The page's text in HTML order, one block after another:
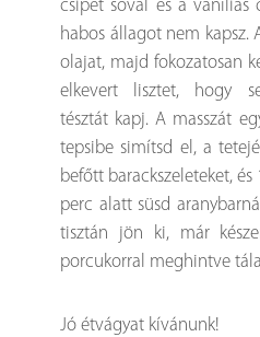
csipet sóval és a vaníliás
habos állagot nem kapsz.
olajat, majd fokozatosan
elkevert lisztet, hogy
tésztát kapj. A masszát
tepsibe simítsd el, a
befőtt barackszeleteket,
perc alatt süsd
tisztán jön ki, már
porcukorral meghintve
Jó étvágyat kívánunk!